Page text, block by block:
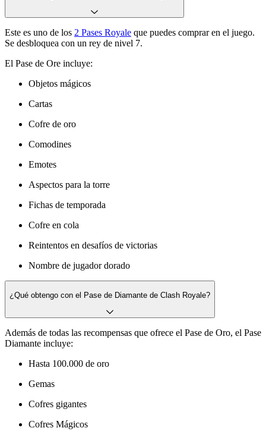
Este es uno de los 2 Pases Royale que puedes comprar en el juego.
Se desbloquea con un rey de nivel 7.
El Pase de Ore incluye:
Objetos mágicos
Cartas
Cofre de oro
Comodines
Emotes
Aspectos para la torre
Fichas de temporada
Cofre en cola
Reintentos en desafíos de victorias
Nombre de jugador dorado
¿Qué obtengo con el Pase de Diamante de Clash Royale?
Además de todas las recompensas que ofrece el Pase de Oro, el Pase
Diamante incluye:
Hasta 100.000 de oro
Gemas
Cofres gigantes
Cofres Mágicos